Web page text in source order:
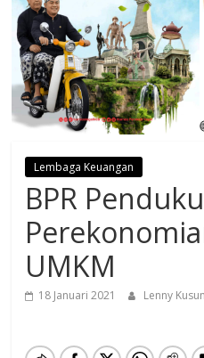
Lembaga Keuangan
BPR
UMKM
18 Januari 2021 Lenny